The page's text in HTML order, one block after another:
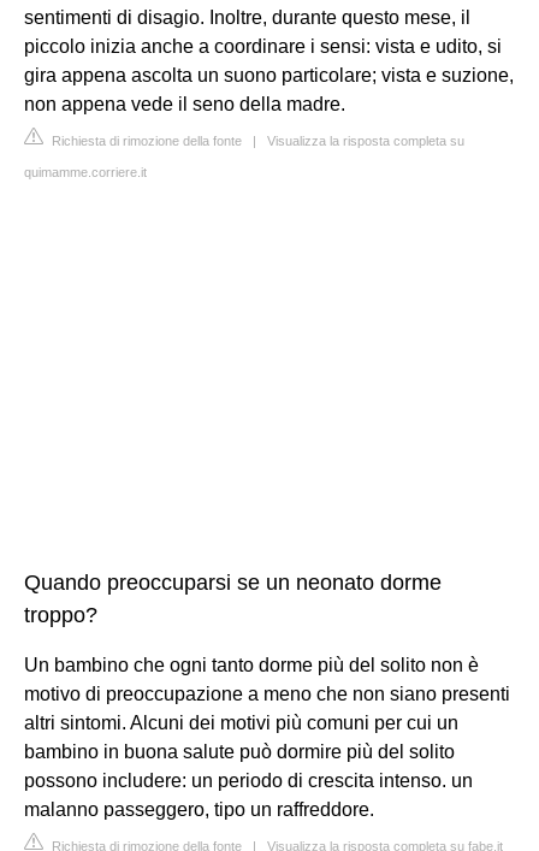
sentimenti di disagio. Inoltre, durante questo mese, il
piccolo inizia anche a coordinare i sensi: vista e udito, si
gira appena ascolta un suono particolare; vista e suzione,
non appena vede il seno della madre.
Richiesta di rimozione della fonte | Visualizza la risposta completa su
quimamme.corriere.it
Quando preoccuparsi se un neonato dorme
troppo?
Un bambino che ogni tanto dorme più del solito non è
motivo di preoccupazione a meno che non siano presenti
altri sintomi. Alcuni dei motivi più comuni per cui un
bambino in buona salute può dormire più del solito
possono includere: un periodo di crescita intenso. un
malanno passeggero, tipo un raffreddore.
Richiesta di rimozione della fonte | Visualizza la risposta completa su fabe.it